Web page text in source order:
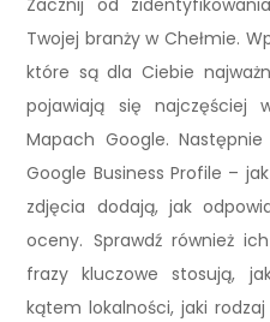
Zacznij od
Twojej branży w Chełmie.
które są dla Ciebie
pojawiają się najczęściej
Mapach Google.
Google Business Profile –
zdjęcia dodają, jak
oceny. Sprawdź również
frazy kluczowe stosują,
kątem lokalności, jaki